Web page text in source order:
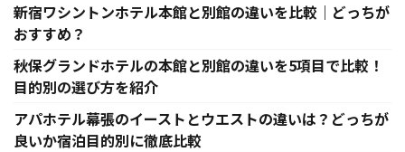
新宿ワシントンホテル本館と別館の違いを比較｜どっちが
おすすめ？
秋保グランドホテルの本館と別館の違いを5項目で比較！
目的別の選び方を紹介
アパホテル幕張のイーストとウエストの違いは？どっちが
良いか宿泊目的別に徹底比較